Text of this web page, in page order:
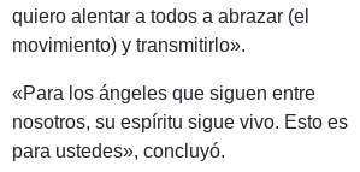
quiero alentar a todos a abrazar (el
movimiento) y transmitirlo».
«Para los ángeles que siguen entre
nosotros, su espíritu sigue vivo. Esto es
para ustedes», concluyó.